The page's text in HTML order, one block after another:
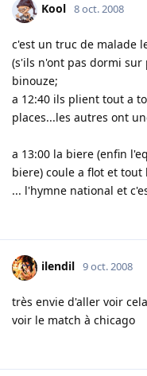
Kool 8 oct. 2008
c'est un truc de malade
(s'ils n'ont pas dormi
binouze;
a 12:40 ils plient tout a
places...les autres ont
a 13:00 la biere (enfin
biere) coule a flot et
... l'hymne national et
ilendil 9 oct. 2008
très envie d'aller voir
voir le match à chicago